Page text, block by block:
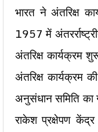
भारत ने अंतरिक्ष
1957 में
अंतरिक्ष कार्यक्रम
अंतरिक्ष कार्यक्रम
अनुसंधान समिति का
राकेश प्रक्षेपण